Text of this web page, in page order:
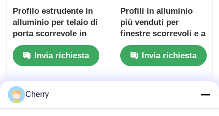
Profilo estrudente in
alluminio per telaio di
porta scorrevole in
lega di alluminio
Invia richiesta
Profili in alluminio
più venduti per
finestre scorrevoli e a
battente nella serie
6000
Invia richiesta
Cherry